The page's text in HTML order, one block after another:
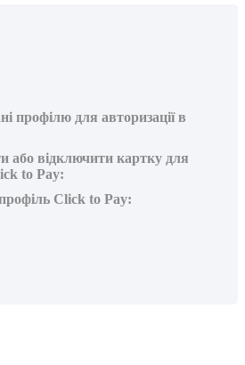
профілю для авторизації в
або відключити картку для
to Pay:
Click to Pay: